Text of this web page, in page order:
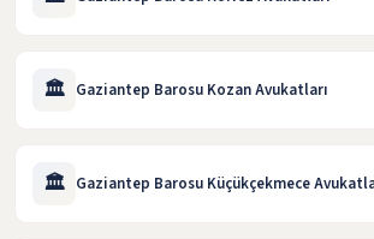
🏛️ Gaziantep Barosu Kozan Avukatları
🏛️ Gaziantep Barosu Küçükçekmece